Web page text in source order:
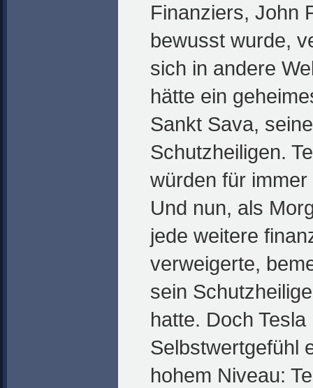
Finanziers, John
bewusst wurde,
sich in andere
hätte ein
Sankt Sava,
Schutzheiligen.
würden für
Und nun, als
jede weitere
verweigerte,
sein
hatte. Doch
Selbstwertgefühl
hohem Niveau: